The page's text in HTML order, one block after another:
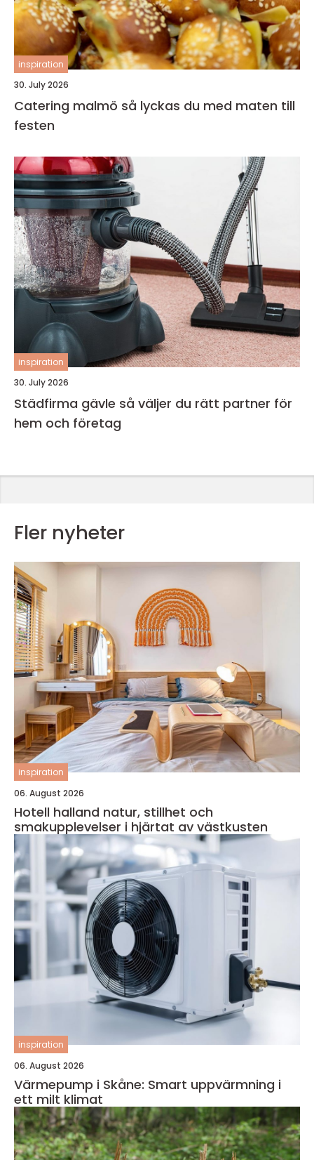
inspiration
30. July 2026
Catering malmö så lyckas du med maten till
festen
inspiration
30. July 2026
Städfirma gävle så väljer du rätt partner för
hem och företag
Fler nyheter
inspiration
06. August 2026
Hotell halland natur, stillhet och
smakupplevelser i hjärtat av västkusten
inspiration
06. August 2026
Värmepump i Skåne: Smart uppvärmning i
ett milt klimat